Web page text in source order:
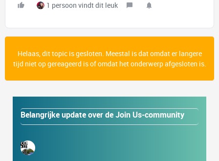
1 persoon vindt dit leuk
Helaas, dit topic is gesloten. Meestal is dat omdat er langere
tijd niet op gereageerd is of omdat het onderwerp afgesloten is.
Belangrijke update over de Join Us-community